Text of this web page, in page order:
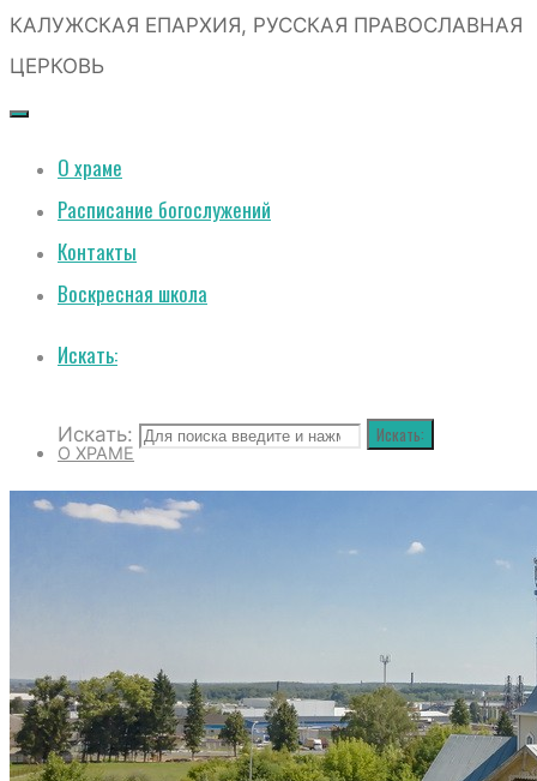
КАЛУЖСКАЯ ЕПАРХИЯ, РУССКАЯ ПРАВОСЛАВНАЯ
ЦЕРКОВЬ
О храме
Расписание богослужений
Контакты
Воскресная школа
Искать:
Искать: Искать:
О ХРАМЕ
РАСПИСАНИЕ БОГОСЛУЖЕНИЙ
ВОСКРЕСНАЯ ШКОЛА
ИСКАТЬ: